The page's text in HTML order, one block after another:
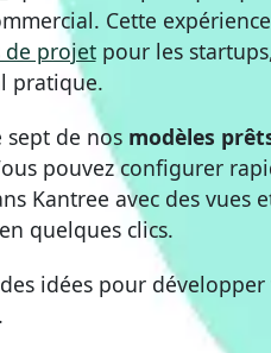
Cette
de projetpour les
pratique.
sept de nos modèles
pouvez configurer
Kantree avec des
quelques clics.
idées pour